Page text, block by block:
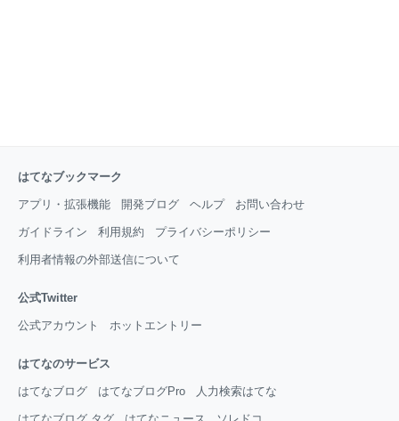
はてなブックマーク
アプリ・拡張機能 開発ブログ ヘルプ お問い合わせ
ガイドライン 利用規約 プライバシーポリシー
利用者情報の外部送信について
公式Twitter
公式アカウント ホットエントリー
はてなのサービス
はてなブログ はてなブログPro 人力検索はてな